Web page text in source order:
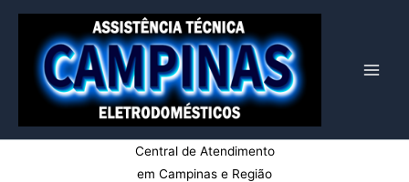
conteúdo
Central de Atendimento
em Campinas e Região